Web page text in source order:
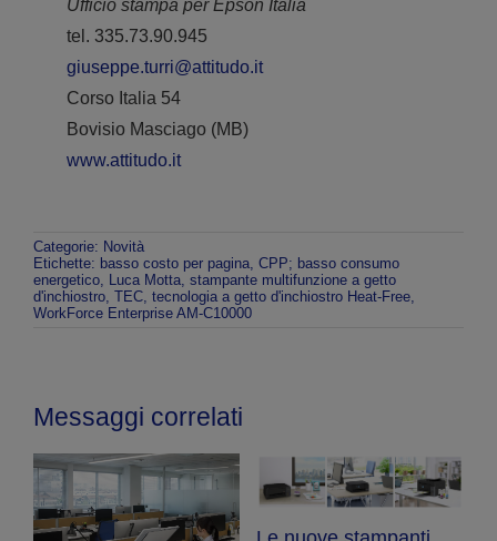
Ufficio stampa per Epson Italia
tel. 335.73.90.945
giuseppe.turri@attitudo.it
Corso Italia 54
Bovisio Masciago (MB)
www.attitudo.it
Categorie: Novità
Etichette: basso costo per pagina, CPP; basso consumo
energetico, Luca Motta, stampante multifunzione a getto
d'inchiostro, TEC, tecnologia a getto d'inchiostro Heat-Free,
WorkForce Enterprise AM-C10000
Messaggi correlati